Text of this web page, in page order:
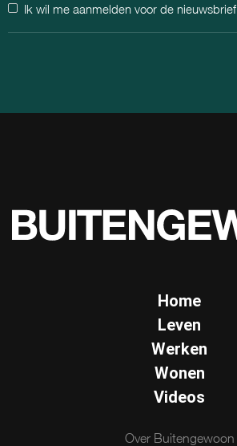
Ik wil me aanmelden voor de
Home
Leven
Werken
Wonen
Videos
Over Buitengewoon